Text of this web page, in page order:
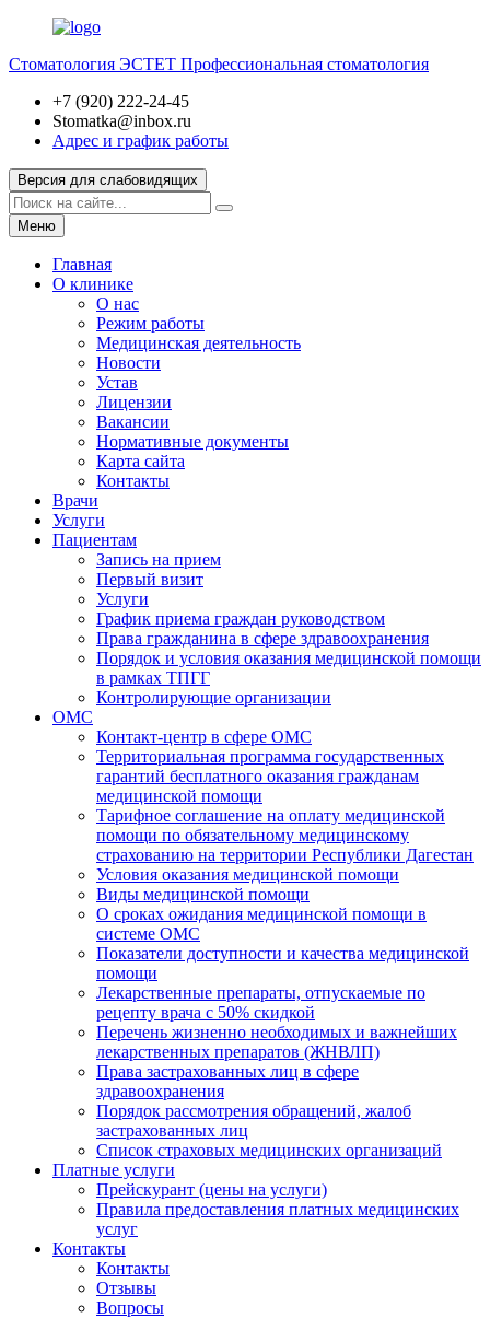
Стоматология ЭСТЕТ Профессиональная стоматология
+7 (920) 222-24-45
Stomatka@inbox.ru
Адрес и график работы
Версия для слабовидящих
Меню
Главная
О клинике
О нас
Режим работы
Медицинская деятельность
Новости
Устав
Лицензии
Вакансии
Нормативные документы
Карта сайта
Контакты
Врачи
Услуги
Пациентам
Запись на прием
Первый визит
Услуги
График приема граждан руководством
Права гражданина в сфере здравоохранения
Порядок и условия оказания медицинской помощи
в рамках ТПГГ
Контролирующие организации
ОМС
Контакт-центр в сфере ОМС
Территориальная программа государственных
гарантий бесплатного оказания гражданам
медицинской помощи
Тарифное соглашение на оплату медицинской
помощи по обязательному медицинскому
страхованию на территории Республики Дагестан
Условия оказания медицинской помощи
Виды медицинской помощи
О сроках ожидания медицинской помощи в
системе ОМС
Показатели доступности и качества медицинской
помощи
Лекарственные препараты, отпускаемые по
рецепту врача с 50% скидкой
Перечень жизненно необходимых и важнейших
лекарственных препаратов (ЖНВЛП)
Права застрахованных лиц в сфере
здравоохранения
Порядок рассмотрения обращений, жалоб
застрахованных лиц
Список страховых медицинских организаций
Платные услуги
Прейскурант (цены на услуги)
Правила предоставления платных медицинских
услуг
Контакты
Контакты
Отзывы
Вопросы